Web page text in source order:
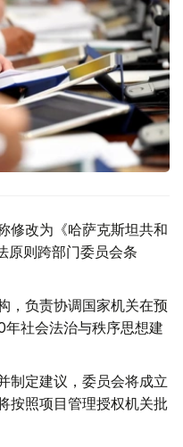
修改为《哈萨克斯坦共和
原则跨部门委员会条
，负责协调国家机关在预
社会法治与秩序思想建
制定建议，委员会将成立
按照项目管理授权机关批